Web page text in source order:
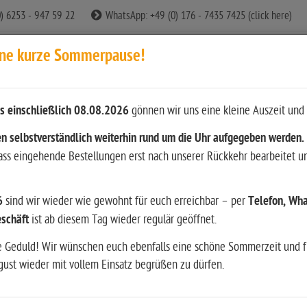
6253 - 947 59 22 WhatsApp: +49 (0) 176 - 7435 7425 (click here)
Wiederladen Literatur & andere Medien
kurze Sommerpause!
einschließlich 08.08.2026gönnen wir uns eine kleine Auszeit
selbstverständlich weiterhin rund um die Uhr aufgegeben werden.
eingehende Bestellungen erst nach unserer Rückkehr bearbeitet
sind wir wieder wie gewohnt für euch erreichbar – perTelefon,
ist ab diesem Tag wieder regulär geöffnet.
Wir wünschen euch ebenfalls eine schöne Sommerzeit und
wieder mit vollem Einsatz begrüßen zu dürfen.